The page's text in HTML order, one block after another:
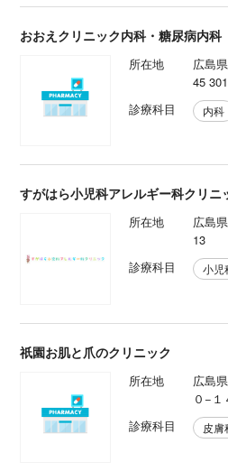
おおえクリニック内科・糖尿病内科
所在地
広島
45 301
診療科目
内科
すがはら小児科アレルギー科クリニ
所在地
広島
13
診療科目
小児
祇園お肌と爪のクリニック
所在地
広島
０−１
診療科目
皮膚